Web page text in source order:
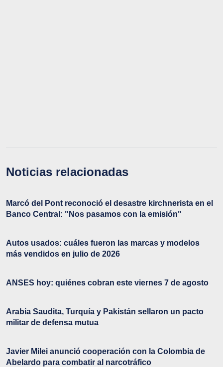
Noticias relacionadas
Marcó del Pont reconoció el desastre kirchnerista en el
Banco Central: "Nos pasamos con la emisión"
Autos usados: cuáles fueron las marcas y modelos
más vendidos en julio de 2026
ANSES hoy: quiénes cobran este viernes 7 de agosto
Arabia Saudita, Turquía y Pakistán sellaron un pacto
militar de defensa mutua
Javier Milei anunció cooperación con la Colombia de
Abelardo para combatir al narcotráfico